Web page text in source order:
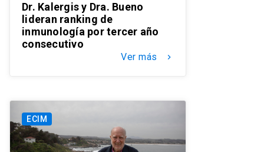
Dr. Kalergis y Dra. Bueno
lideran ranking de
inmunología por tercer año
consecutivo
Ver más keyboard_arrow_right
ECIM